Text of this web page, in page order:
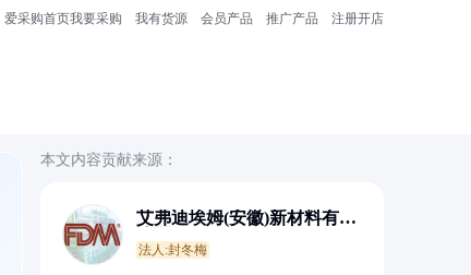
爱采购首页我要采购 我有货源 会员产品 推广产品 注册开店
本文内容贡献来源：
艾弗迪埃姆(安徽)新材料有限
法人:封冬梅